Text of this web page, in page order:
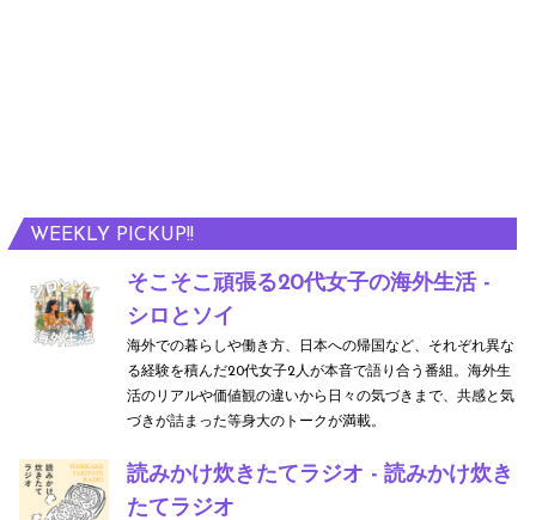
WEEKLY PICKUP!!
そこそこ頑張る20代女子の海外生活 -
シロとソイ
海外での暮らしや働き方、日本への帰国など、それぞれ異な
る経験を積んだ20代女子2人が本音で語り合う番組。海外生
活のリアルや価値観の違いから日々の気づきまで、共感と気
づきが詰まった等身大のトークが満載。
読みかけ炊きたてラジオ - 読みかけ炊き
たてラジオ